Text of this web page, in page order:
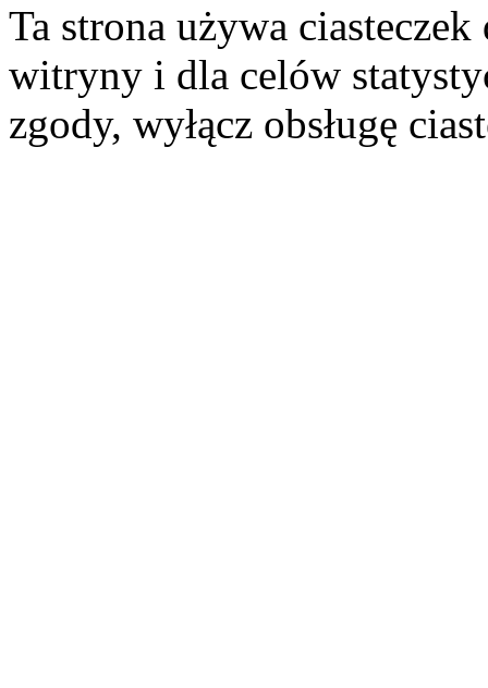
Ta strona używa
witryny i dla celów
zgody, wyłącz obsługę